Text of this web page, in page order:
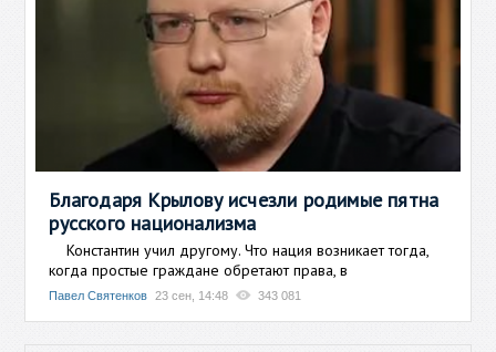
Благодаря Крылову исчезли родимые пятна
русского национализма
Константин учил другому. Что нация возникает тогда,
когда простые граждане обретают права, в
Павел Святенков 23 сен, 14:48 343 081